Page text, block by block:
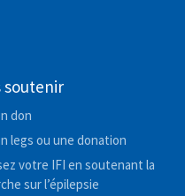
soutenir
don
legs ou une donation
votre IFI en soutenant la
sur l’épilepsie